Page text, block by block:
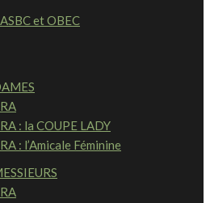
et OBEC
: la COUPE LADY
: l’Amicale Féminine